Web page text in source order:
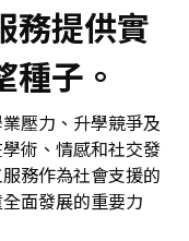
務提供實
種子。
壓力、升學競爭及
術、情感和社交發
務作為社會支援的
面發展的重要力